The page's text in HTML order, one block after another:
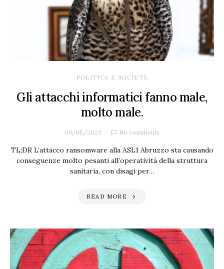
POLITICA E SOCIETÀ
Gli attacchi informatici fanno male,
molto male.
09/05/2023 No comments
TL;DR L’attacco ransomware alla ASL1 Abruzzo sta causando
conseguenze molto pesanti all’operatività della struttura
sanitaria, con disagi per…
READ MORE